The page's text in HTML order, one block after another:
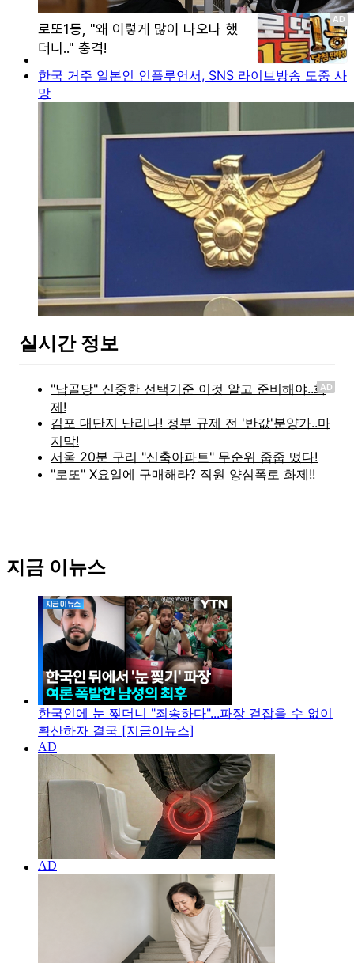
한국 거주 일본인 인플루언서, SNS 라이브방송 도중 사
망
실시간 정보
AD
지금 이뉴스
한국인에 눈 찢더니 "죄송하다"...파장 걷잡을 수 없이
확산하자 결국 [지금이뉴스]